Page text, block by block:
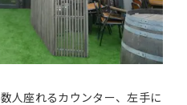
人座れるカウンター、左手に